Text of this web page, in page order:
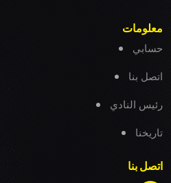
معلومات
حسابي
اتصل بنا
رئيس النادي
تاريخنا
اتصل بنا